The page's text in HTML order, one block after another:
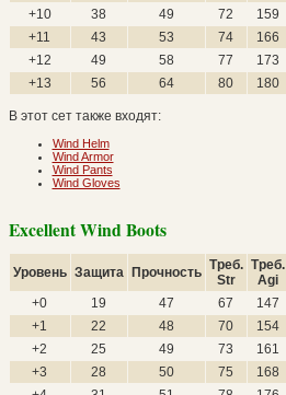
+10
38 49 72
159
+11
43 53 74
166
+12
49 58 77
173
+13
56 64 80 180
В этот сет также входят:
Wind Helm
Wind Armor
Wind Pants
Wind Gloves
Excellent Wind Boots
Уровень Защита Прочность Треб.
Str
Треб.
Agi
+0
19 47 67
147
+1
22 48 70
154
+2
25 49 73
161
+3
28 50 75
168